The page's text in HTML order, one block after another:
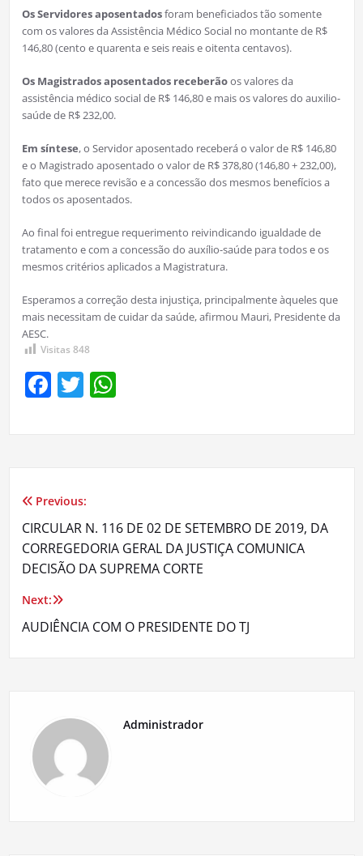
Os Servidores aposentadosforam beneficiados tão somente
com os valores da Assistência Médico Social no montante de R$
146,80 (cento e quarenta e seis reais e oitenta centavos).
Os Magistrados aposentados receberãoos valores da
assistência médico social de R$ 146,80 e mais os valores do auxilio-
saúde de R$ 232,00.
Em síntese, o Servidor aposentado receberá o valor de R$ 146,80
e o Magistrado aposentado o valor de R$ 378,80 (146,80 + 232,00),
fato que merece revisão e a concessão dos mesmos benefícios a
todos os aposentados.
Ao final foi entregue requerimento reivindicando igualdade de
tratamento e com a concessão do auxílio-saúde para todos e os
mesmos critérios aplicados a Magistratura.
Esperamos a correção desta injustiça, principalmente àqueles que
mais necessitam de cuidar da saúde, afirmou Mauri, Presidente da
AESC.
Visitas 848
Facebook
TwitterWhatsApp
Navegação
de
Post
Previous:
CIRCULAR N. 116 DE 02 DE SETEMBRO DE 2019, DA
CORREGEDORIA GERAL DA JUSTIÇA COMUNICA
DECISÃO DA SUPREMA CORTE
Next:
AUDIÊNCIA COM O PRESIDENTE DO TJ
Administrador